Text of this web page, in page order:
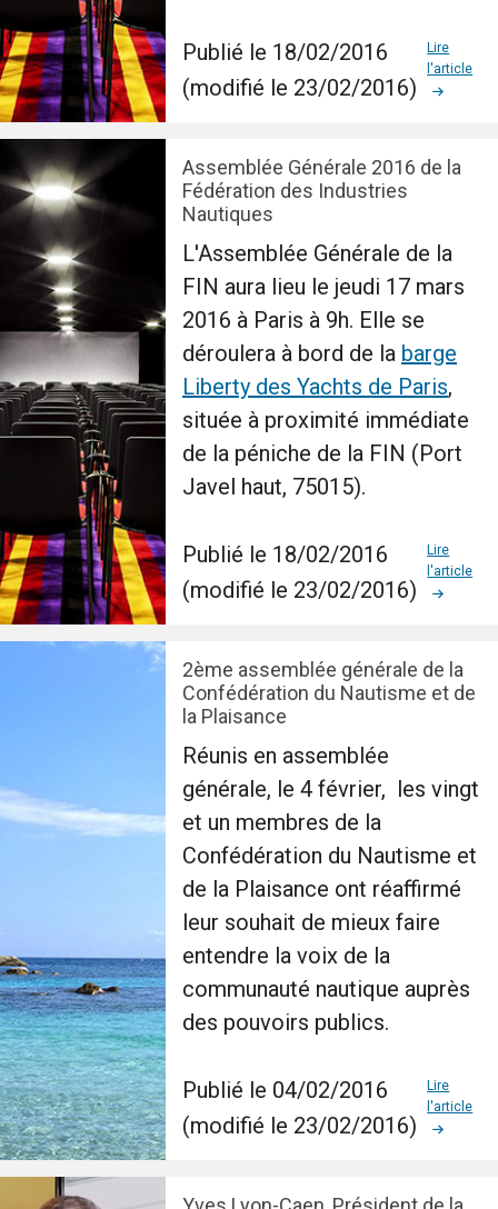
Publié le 18/02/2016
(modifié le 23/02/2016)
Lire
l'article
Assemblée Générale 2016 de la
Fédération des Industries
Nautiques
L'Assemblée Générale de la
FIN aura lieu le jeudi 17 mars
2016 à Paris à 9h. Elle se
déroulera à bord de la barge
Liberty des Yachts de Paris,
située à proximité immédiate
de la péniche de la FIN (Port
Javel haut, 75015).
Publié le 18/02/2016
(modifié le 23/02/2016)
Lire
l'article
2ème assemblée générale de la
Confédération du Nautisme et de
la Plaisance
Réunis en assemblée
générale, le 4 février, les vingt
et un membres de la
Confédération du Nautisme et
de la Plaisance ont réaffirmé
leur souhait de mieux faire
entendre la voix de la
communauté nautique auprès
des pouvoirs publics.
Publié le 04/02/2016
(modifié le 23/02/2016)
Lire
l'article